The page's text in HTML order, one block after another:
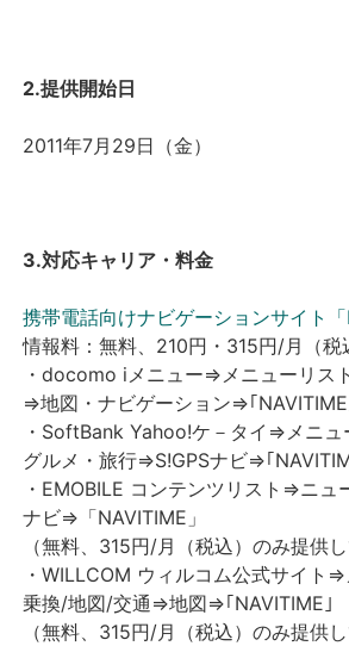
2.提供開始日
2011年7月29日（金）
3.対応キャリア・料金
携帯電話向けナビゲーションサイト「
情報料：無料、210円・315円/月（税
・docomo iメニュー⇒メニューリス
⇒地図・ナビゲーション⇒｢NAVITIME
・SoftBank Yahoo!ケ－タイ⇒メニュ
グルメ・旅行⇒S!GPSナビ⇒｢
・EMOBILE コンテンツリスト⇒ニュ
ナビ⇒「NAVITIME」
（無料、315円/月（税込）のみ提供し
・WILLCOM ウィルコム公式サイト
乗換/地図/交通⇒地図⇒｢NAVITIME｣
（無料、315円/月（税込）のみ提供し